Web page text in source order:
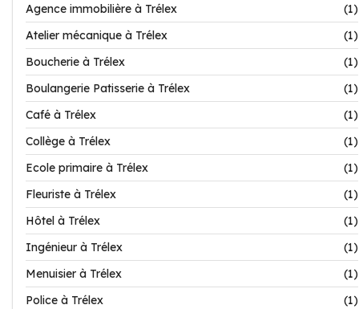
Agence immobilière à Trélex
(1)
Atelier mécanique à Trélex
(1)
Boucherie à Trélex
(1)
Boulangerie Patisserie à Trélex
(1)
Café à Trélex
(1)
Collège à Trélex
(1)
Ecole primaire à Trélex
(1)
Fleuriste à Trélex
(1)
Hôtel à Trélex
(1)
Ingénieur à Trélex
(1)
Menuisier à Trélex
(1)
Police à Trélex
(1)